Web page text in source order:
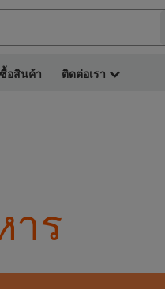
อสินค้า ติดต่อเรา
าร